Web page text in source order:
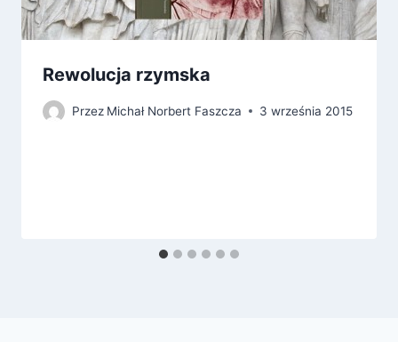
Rewolucja rzymska
Przez Michał Norbert Faszcza 3 września 2015